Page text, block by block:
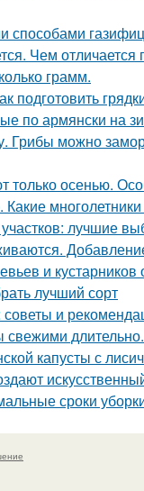
способами
Чем
грамм.
подготовить
по армянски на
Грибы можно
только осенью.
лучшие
и
лучший сорт
и
свежими
капусты с
сроки